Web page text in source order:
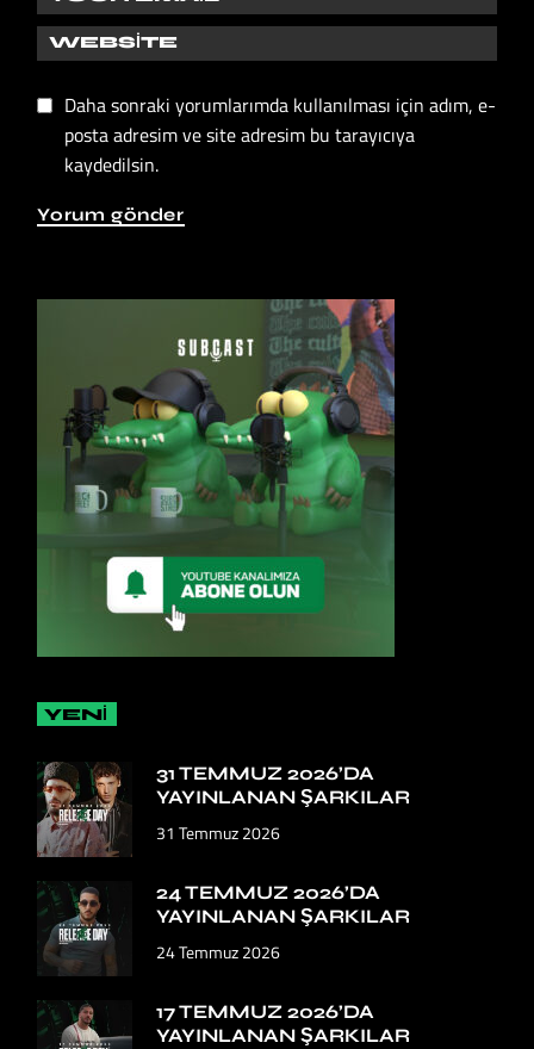
Daha sonraki yorumlarımda kullanılması için adım, e-
posta adresim ve site adresim bu tarayıcıya
kaydedilsin.
Yorum gönder
YENİ
31 TEMMUZ 2026’DA
YAYINLANAN ŞARKILAR
31 Temmuz 2026
24 TEMMUZ 2026’DA
YAYINLANAN ŞARKILAR
24 Temmuz 2026
17 TEMMUZ 2026’DA
YAYINLANAN ŞARKILAR